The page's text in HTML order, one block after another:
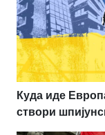
Куда иде
створи